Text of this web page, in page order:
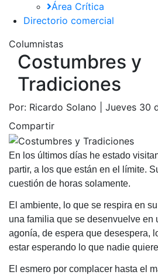
Área Crítica
Directorio comercial
Columnistas
Costumbres y
Tradiciones
Por: Ricardo Solano | Jueves 30
Compartir
En los últimos días he estado
partir, a los que están en el límite.
cuestión de horas solamente.
El ambiente, lo que se respira en
una familia que se desenvuelve en
agonía, de espera que desespera,
estar esperando lo que nadie
El esmero por complacer hasta el